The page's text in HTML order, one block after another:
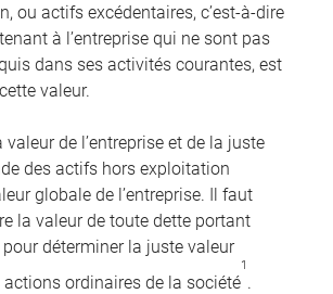
ou actifs excédentaires, c’est-à-dire
à l’entreprise qui ne sont pas
dans ses activités courantes, est
valeur.
de l’entreprise et de la juste
des actifs hors exploitation
globale de l’entreprise. Il faut
la valeur de toute dette portant
déterminer la juste valeur
ordinaires de la société
1
.